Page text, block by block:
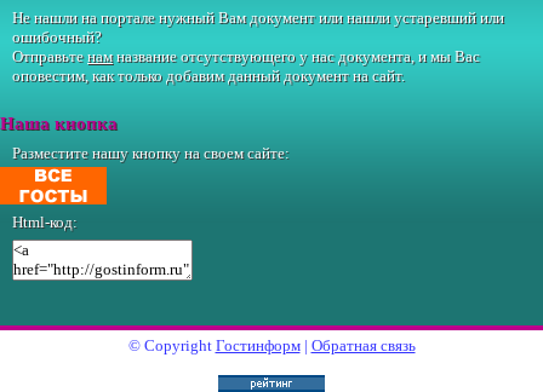
Не нашли на портале нужный Вам документ или нашли устаревший или
ошибочный?
Отправьтенамназвание отсутствующего у нас документа, и мы Вас
оповестим, как только добавим данный документ на сайт.
Наша кнопка
Разместите нашу кнопку на своем сайте:
Html-код:
© Copyright Гостинформ| Обратная связь